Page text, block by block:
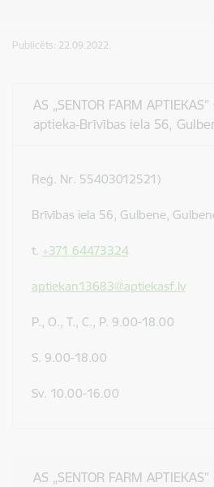
Publicēts: 22.09.2022.
AS „SENTOR FARM
aptieka-Brīvības iela 56,
Reģ. Nr. 55403012521)
Brīvības iela 56, Gulbene,
t. +371 64473324
aptiekan13683@aptiekasf.lv
P., O., T., C., P. 9.00-18.00
S. 9.00-18.00
Sv. 10.00-16.00
AS „SENTOR FARM